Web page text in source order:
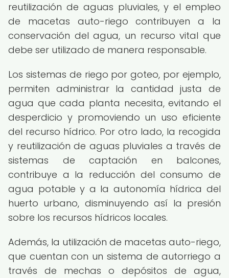
reutilización de aguas pluviales, y el empleo
de macetas auto-riego contribuyen a la
conservación del agua, un recurso vital que
debe ser utilizado de manera responsable.
Los sistemas de riego por goteo, por ejemplo,
permiten administrar la cantidad justa de
agua que cada planta necesita, evitando el
desperdicio y promoviendo un uso eficiente
del recurso hídrico. Por otro lado, la recogida
y reutilización de aguas pluviales a través de
sistemas de captación en balcones,
contribuye a la reducción del consumo de
agua potable y a la autonomía hídrica del
huerto urbano, disminuyendo así la presión
sobre los recursos hídricos locales.
Además, la utilización de macetas auto-riego,
que cuentan con un sistema de autorriego a
través de mechas o depósitos de agua,